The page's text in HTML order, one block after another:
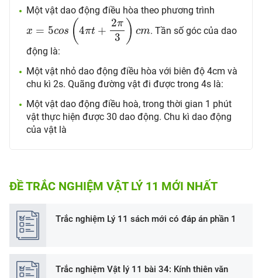
Một vật dao động điều hòa theo phương trình
x = 5cos (4πt +
2π
3 ) cm
x=5 cos(4πt+2π 3)cm
. Tần số góc của dao
động là:
Một vật nhỏ dao động điều hòa với biên độ 4cm và
chu kì 2s. Quãng đường vật đi được trong 4s là:
Một vật dao động điều hoà, trong thời gian 1 phút
vật thực hiện được 30 dao động. Chu kì dao động
của vật là
ĐỀ TRẮC NGHIỆM VẬT LÝ 11 MỚI NHẤT
Trắc nghiệm Lý 11 sách mới có đáp án phần 1
Trắc nghiệm Vật lý 11 bài 34: Kính thiên văn